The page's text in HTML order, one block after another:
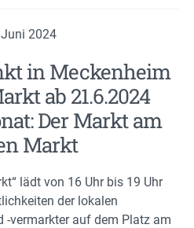
2024
in Meckenheim
ab 21.6.2024
Der Markt am
Markt
lädt von 16 Uhr bis 19 Uhr
der lokalen
-vermarkter auf dem Platz am